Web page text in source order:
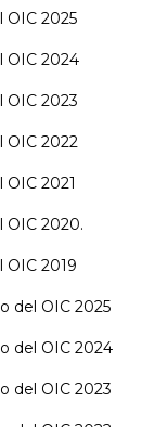
OIC 2025
OIC 2024
OIC 2023
OIC 2022
2021
OIC 2020.
2019
del OIC 2025
del OIC 2024
del OIC 2023